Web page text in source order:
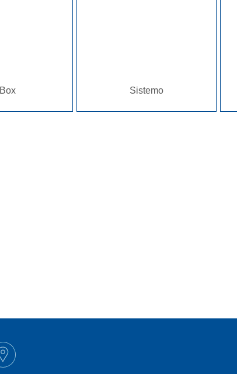
Sistemo